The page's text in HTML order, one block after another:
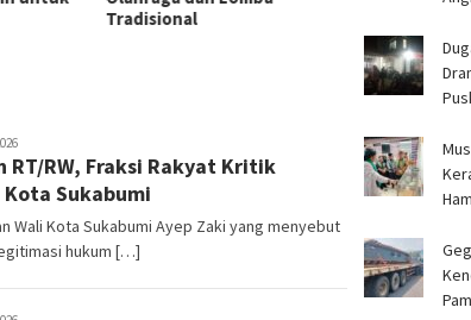
Tradisional
Tegalbuleud
RT/RW, Fraksi Rakyat Kritik
Sukabumi
Wali Kota Sukabumi Ayep Zaki yang menyebut
hukum […]